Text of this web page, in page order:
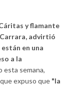
y flamante
advirtió
en una
a la
esta semana,
expuso que "la